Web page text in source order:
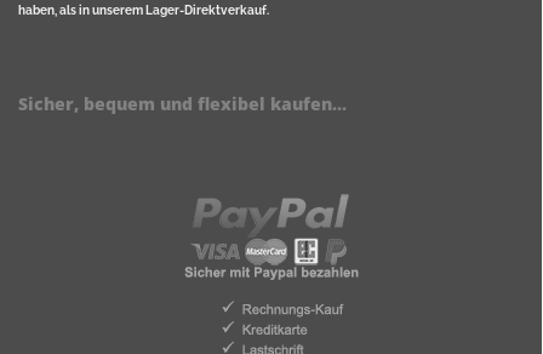
haben, als in unserem Lager-Direktverkauf.
Sicher, bequem und flexibel kaufen...